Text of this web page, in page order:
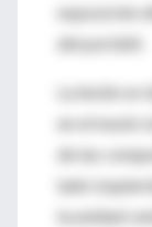
exposición
del portátil.
La lesión
en el muslo
de las
lado
la unidad